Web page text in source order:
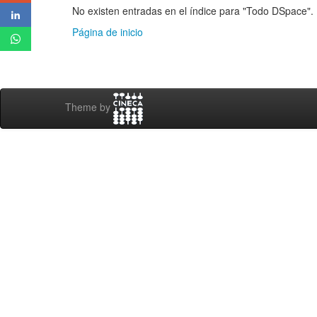
No existen entradas en el índice para "Todo DSpace".
Página de inicio
Theme by